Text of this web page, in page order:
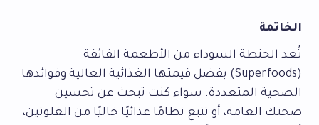
الخاتمة
تُعد الحنطة السوداء من الأطعمة الفائقة
(Superfoods) بفضل قيمتها الغذائية العالية وفوائدها
الصحية المتعددة. سواء كنت تبحث عن تحسين
صحتك العامة، أو تتبع نظامًا غذائيًا خاليًا من الغلوتين،